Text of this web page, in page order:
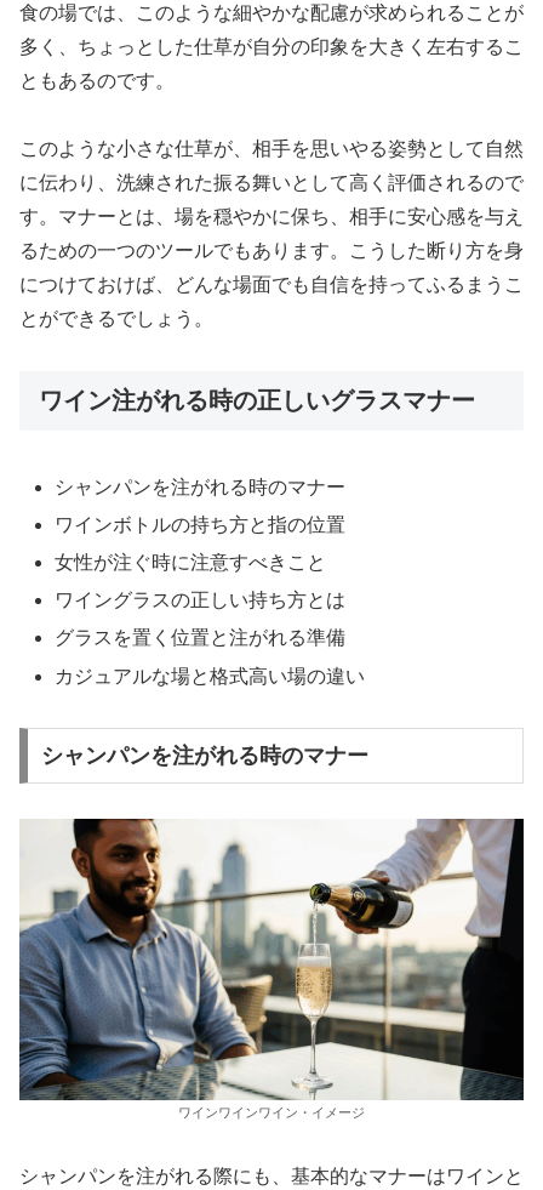
食の場では、このような細やかな配慮が求められることが
多く、ちょっとした仕草が自分の印象を大きく左右するこ
ともあるのです。
このような小さな仕草が、相手を思いやる姿勢として自然
に伝わり、洗練された振る舞いとして高く評価されるので
す。マナーとは、場を穏やかに保ち、相手に安心感を与え
るための一つのツールでもあります。こうした断り方を身
につけておけば、どんな場面でも自信を持ってふるまうこ
とができるでしょう。
ワイン注がれる時の正しいグラスマナー
シャンパンを注がれる時のマナー
ワインボトルの持ち方と指の位置
女性が注ぐ時に注意すべきこと
ワイングラスの正しい持ち方とは
グラスを置く位置と注がれる準備
カジュアルな場と格式高い場の違い
シャンパンを注がれる時のマナー
ワインワインワイン・イメージ
シャンパンを注がれる際にも、基本的なマナーはワインと